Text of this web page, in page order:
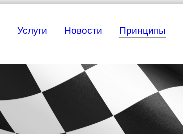
Услуги Новости Принципы